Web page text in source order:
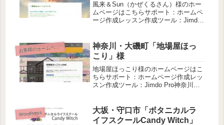
風来＆Sun（かぜくるさん）様のホー
ムページはこちらサポート：ホームペ
ージ作成レッスン作成ツール：Jimdo
ん」と読みます。パッチフラワーレメ
ディを使ったホリスティ...
お
客様のホームページ
神奈川・大磯町「地場屋ほっ
こり」様
地場屋ほっこり様のホームページはこ
ちらサポート：ホームページ作成レッ
スン作成ツール：Jimdo Pro神奈川県
いものが並んでいます。大磯駅前で地
元にも観光客にも愛されている...
WordPress
大坂・守口市「ボタニカルラ
イフスクールCandy Witch」